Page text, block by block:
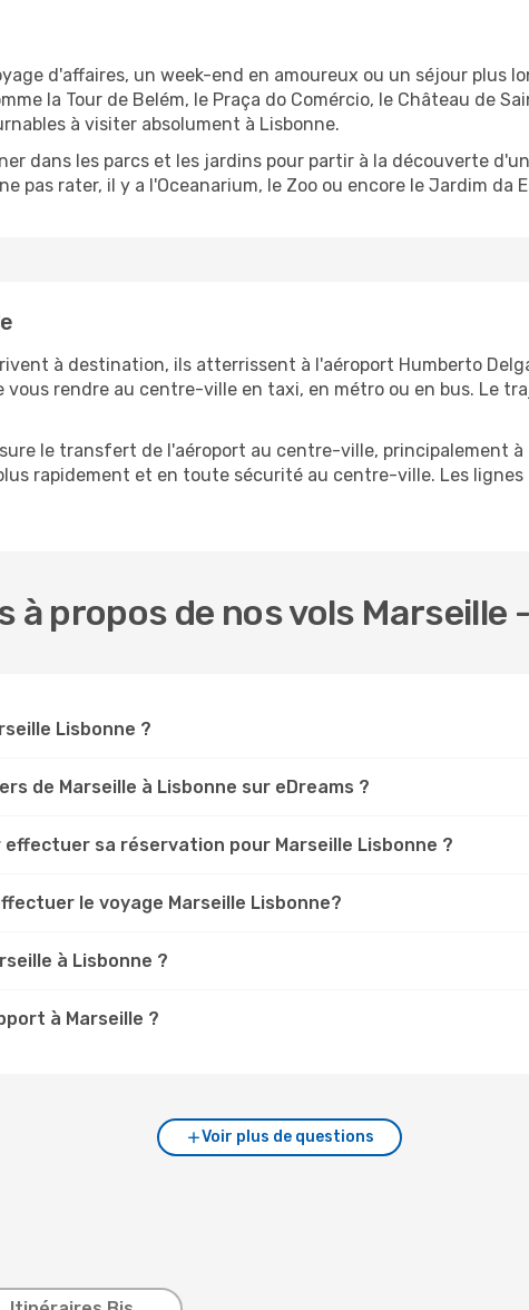
d'affaires, un week-end en amoureux ou un séjour plus
la Tour de Belém, le Praça do Comércio, le Château de
à visiter absolument à Lisbonne.
dans les parcs et les jardins pour partir à la découverte
pas rater, il y a l'Oceanarium, le Zoo ou encore le Jardim da
à destination, ils atterrissent à l'aéroport Humberto
vous rendre au centre-ville en taxi, en métro ou en bus. Le
le transfert de l'aéroport au centre-ville, principalement
rapidement et en toute sécurité au centre-ville. Les
propos de nos vols Marseille
Lisbonne ?
de Marseille à Lisbonne sur eDreams ?
sa réservation pour Marseille Lisbonne ?
le voyage Marseille Lisbonne?
à Lisbonne ?
à Marseille ?
Voir plus de questions